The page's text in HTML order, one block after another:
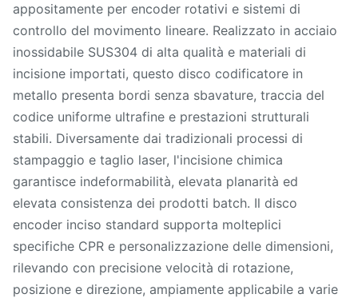
appositamente per encoder rotativi e sistemi di
controllo del movimento lineare. Realizzato in acciaio
inossidabile SUS304 di alta qualità e materiali di
incisione importati, questo disco codificatore in
metallo presenta bordi senza sbavature, traccia del
codice uniforme ultrafine e prestazioni strutturali
stabili. Diversamente dai tradizionali processi di
stampaggio e taglio laser, l'incisione chimica
garantisce indeformabilità, elevata planarità ed
elevata consistenza dei prodotti batch. Il disco
encoder inciso standard supporta molteplici
specifiche CPR e personalizzazione delle dimensioni,
rilevando con precisione velocità di rotazione,
posizione e direzione, ampiamente applicabile a varie